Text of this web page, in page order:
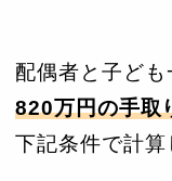
配偶者と子ども
820万円の手取
下記条件で計算